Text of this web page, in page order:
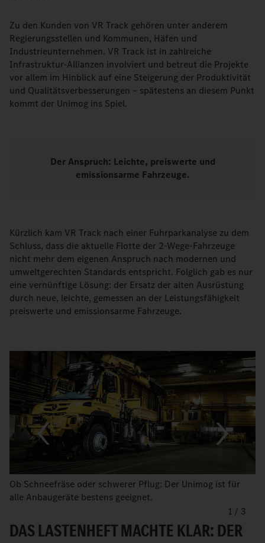
Zu den Kunden von VR Track gehören unter anderem
Regierungsstellen und Kommunen, Häfen und
Industrieunternehmen. VR Track ist in zahlreiche
Infrastruktur-Allianzen involviert und betreut die Projekte
vor allem im Hinblick auf eine Steigerung der Produktivität
und Qualitätsverbesserungen – spätestens an diesem Punkt
kommt der Unimog ins Spiel.
Der Anspruch: Leichte, preiswerte und
emissionsarme Fahrzeuge.
Kürzlich kam VR Track nach einer Fuhrparkanalyse zu dem
Schluss, dass die aktuelle Flotte der 2-Wege-Fahrzeuge
nicht mehr dem eigenen Anspruch nach modernen und
umweltgerechten Standards entspricht. Folglich gab es nur
eine vernünftige Lösung: der Ersatz der alten Ausrüstung
durch neue, leichte, gemessen an der Leistungsfähigkeit
preiswerte und emissionsarme Fahrzeuge.
Ob Schneefräse oder schwerer Pflug: Der Unimog ist für
alle Anbaugeräte bestens geeignet.
1 / 3
DAS LASTENHEFT MACHTE KLAR: DER